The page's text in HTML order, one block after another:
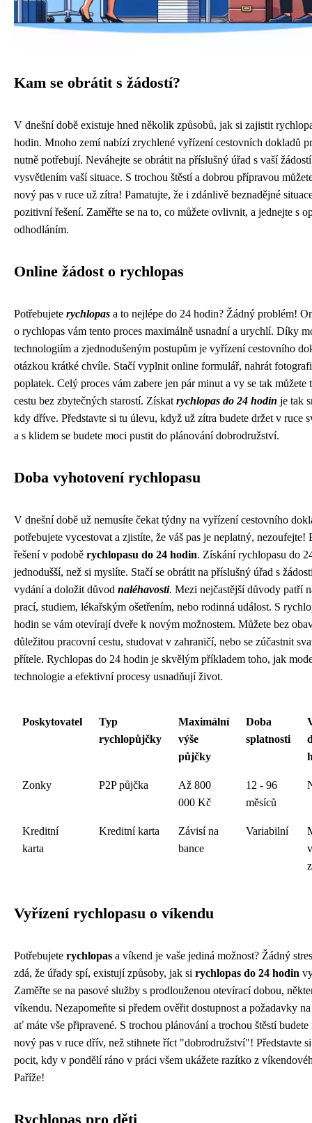
Kam se obrátit s žádostí?
V dnešní době existuje hned několik způsobů, jak si zajistit
hodin. Mnoho zemí nabízí zrychlené vyřízení cestovních dokladů
nutně potřebují. Neváhejte se obrátit na příslušný úřad s vaší
vysvětlením vaší situace. S trochou štěstí a dobrou přípravou
nový pas v ruce už zítra! Pamatujte, že i zdánlivě beznadějné
pozitivní řešení. Zaměřte se na to, co můžete ovlivnit, a jednejte s
odhodláním.
Online žádost o rychlopas
Potřebujete rychlopas a to nejlépe do 24 hodin? Žádný problém!
o rychlopas vám tento proces maximálně usnadní a urychlí. Díky
technologiím a zjednodušeným postupům je vyřízení cestovního
otázkou krátké chvíle. Stačí vyplnit online formulář, nahrát
poplatek. Celý proces vám zabere jen pár minut a vy se tak můžete
cestu bez zbytečných starostí. Získat rychlopas do 24 hodin je tak
kdy dříve. Představte si tu úlevu, když už zítra budete držet v ruce
a s klidem se budete moci pustit do plánování dobrodružství.
Doba vyhotovení rychlopasu
V dnešní době už nemusíte čekat týdny na vyřízení cestovního
potřebujete vycestovat a zjistíte, že váš pas je neplatný, nezoufejte!
řešení v podobě rychlopasu do 24 hodin. Získání rychlopasu do
jednodušší, než si myslíte. Stačí se obrátit na příslušný úřad s
vydání a doložit důvod naléhavosti. Mezi nejčastější důvody patří
prací, studiem, lékařským ošetřením, nebo rodinná událost. S
hodin se vám otevírají dveře k novým možnostem. Můžete bez
důležitou pracovní cestu, studovat v zahraničí, nebo se zúčastnit
přítele. Rychlopas do 24 hodin je skvělým příkladem toho, jak
technologie a efektivní procesy usnadňují život.
Poskytovatel
Typ
rychlopůjčky
Maximální
výše
půjčky
Doba
splatnosti
Zonky P2P půjčka
Až 800
000 Kč
12 - 96
měsíců
Kreditní
karta
Kreditní karta
Závisí na
bance
Variabilní
Vyřízení rychlopasu o víkendu
Potřebujete rychlopas a víkend je vaše jediná možnost? Žádný
zdá, že úřady spí, existují způsoby, jak si rychlopas do 24 hodin
Zaměřte se na pasové služby s prodlouženou otevírací dobou,
víkendu. Nezapomeňte si předem ověřit dostupnost a požadavky
ať máte vše připravené. S trochou plánování a trochou štěstí
nový pas v ruce dřív, než stihnete říct "dobrodružství"! Představte
pocit, kdy v pondělí ráno v práci všem ukážete razítko z
Paříže!
Rychlopas pro děti